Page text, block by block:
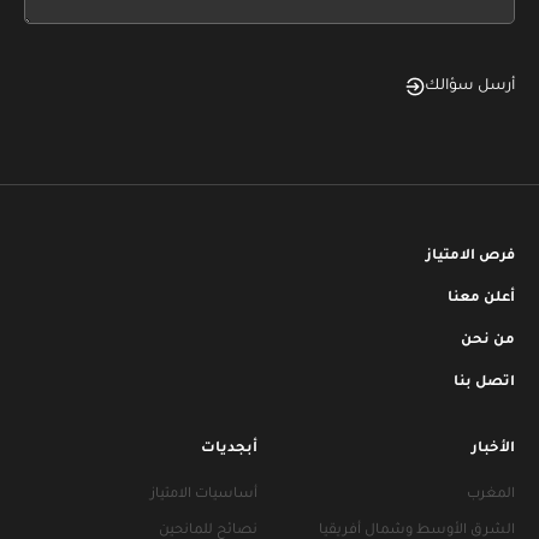
أرسل سؤالك
فرص الامتياز
أعلن معنا
من نحن
اتصل بنا
الأخبار
المغرب
الشرق الأوسط وشمال أفريقيا
أبجديات
أساسيات الامتياز
نصائح للمانحين